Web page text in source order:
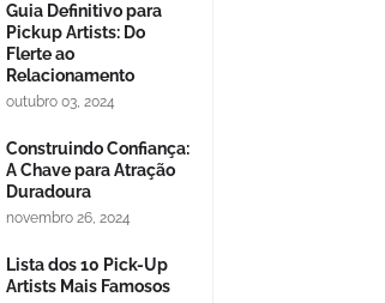
Guia Definitivo para
Pickup Artists: Do
Flerte ao
Relacionamento
outubro 03, 2024
Construindo Confiança:
A Chave para Atração
Duradoura
novembro 26, 2024
Lista dos 10 Pick-Up
Artists Mais Famosos